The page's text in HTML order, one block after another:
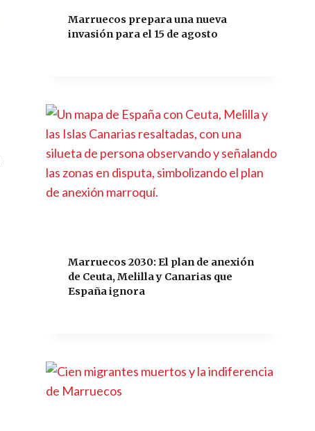
Marruecos prepara una nueva
invasión para el 15 de agosto
Marruecos 2030: El plan de anexión
de Ceuta, Melilla y Canarias que
España ignora